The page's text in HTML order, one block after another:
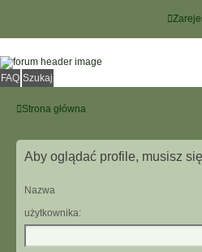
FAQ Szukaj
Strona główna
Aby oglądać profile, musisz
Nazwa
użytkownika: